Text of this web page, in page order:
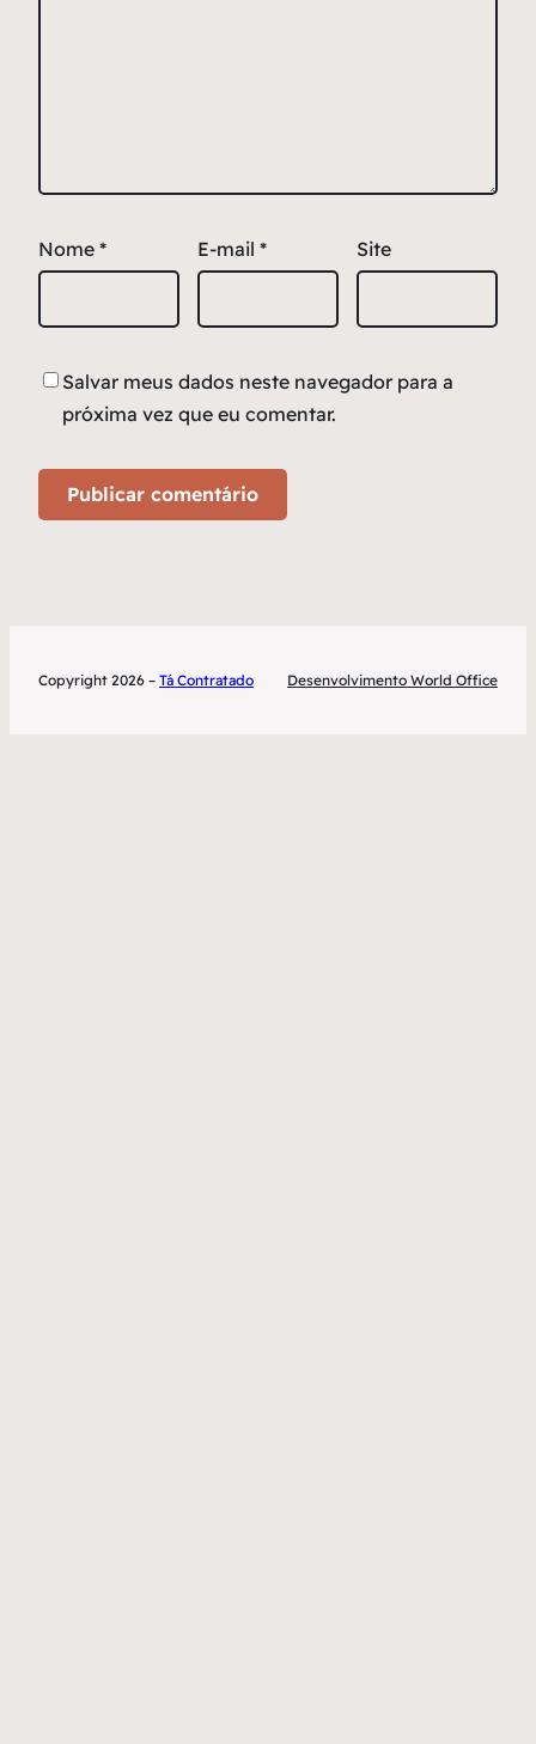
Nome * E-mail * Site
Salvar meus dados neste navegador para a
próxima vez que eu comentar.
Copyright 2026 – Tá Contratado Desenvolvimento World Office